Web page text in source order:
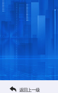
返回上一级